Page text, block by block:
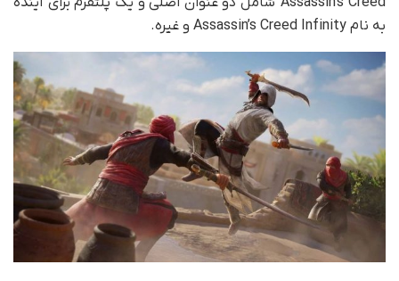
به نام Assassin’s Creed Infinity و غیره.